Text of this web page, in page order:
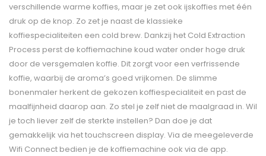
verschillende warme koffies, maar je zet ook ijskoffies met één
druk op de knop. Zo zet je naast de klassieke
koffiespecialiteiten een cold brew. Dankzij het Cold Extraction
Process perst de koffiemachine koud water onder hoge druk
door de versgemalen koffie. Dit zorgt voor een verfrissende
koffie, waarbij de aroma’s goed vrijkomen. De slimme
bonenmaler herkent de gekozen koffiespecialiteit en past de
maalfijnheid daarop aan. Zo stel je zelf niet de maalgraad in. Wil
je toch liever zelf de sterkte instellen? Dan doe je dat
gemakkelijk via het touchscreen display. Via de meegeleverde
Wifi Connect bedien je de koffiemachine ook via de app.